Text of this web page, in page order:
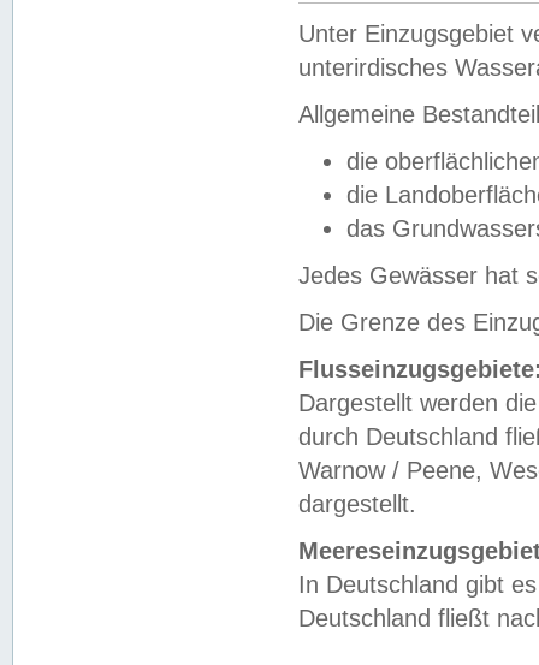
Unter Einzugsgebiet
unterirdisches
Allgemeine
die
die
das
Jedes Gewässer hat
Die Grenze des
Dargestellt werden
durch Deutschland
Warnow / Peene,
dargestellt.
In Deutschland gibt
Deutschland fließt